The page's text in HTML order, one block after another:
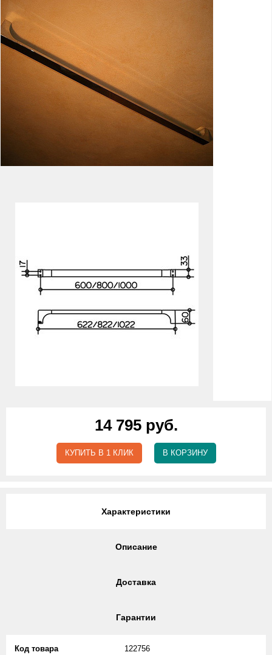
14 795 руб.
КУПИТЬ В 1 КЛИК В КОРЗИНУ
Характеристики
Описание
Доставка
Гарантии
Код товара 122756